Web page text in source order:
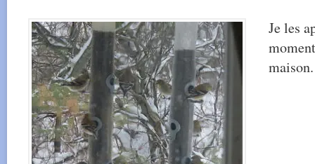
Je les
maison.